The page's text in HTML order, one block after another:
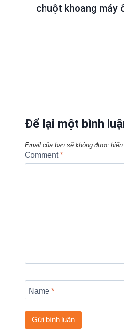
chuột khoang máy
Để lại một bình
Email của bạn sẽ không được hiển
Comment*
Name *